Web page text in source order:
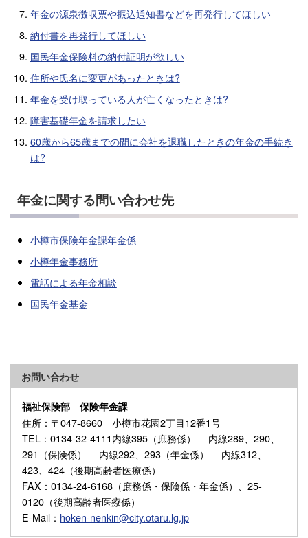
年金の源泉徴収票や振込通知書などを再発行してほしい
納付書を再発行してほしい
国民年金保険料の納付証明が欲しい
住所や氏名に変更があったときは?
年金を受け取っている人が亡くなったときは?
障害基礎年金を請求したい
60歳から65歳までの間に会社を退職したときの年金の手続き
は?
年金に関する問い合わせ先
小樽市保険年金課年金係
小樽年金事務所
電話による年金相談
国民年金基金
お問い合わせ
福祉保険部 保険年金課
住所 ：〒047-8660 小樽市花園2丁目12番1号
TEL ：0134-32-4111内線395（庶務係） 内線289、290、
291（保険係） 内線292、293（年金係） 内線312、
423、424（後期高齢者医療係）
FAX ：0134-24-6168（庶務係・保険係・年金係）、25-
0120（後期高齢者医療係）
E-Mail ： hoken-nenkin@city.otaru.lg.jp